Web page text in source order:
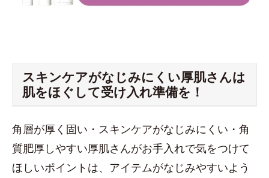
スキンケアがなじみにくい厚肌さんは
肌をほぐして受け入れ準備を！
角層が厚く固い・スキンケアがなじみにくい・角
質肥厚しやすい厚肌さんがお手入れで気をつけて
ほしいポイントは、アイテムがなじみやすいよう